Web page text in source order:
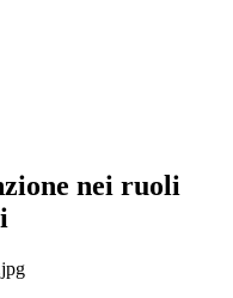
nei ruoli